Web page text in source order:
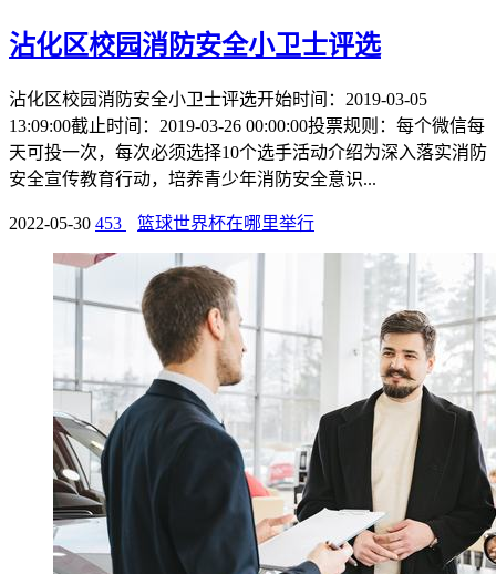
沾化区校园消防安全小卫士评选
沾化区校园消防安全小卫士评选开始时间：2019-03-05
13:09:00截止时间：2019-03-26 00:00:00投票规则：每个微信每
天可投一次，每次必须选择10个选手活动介绍为深入落实消防
安全宣传教育行动，培养青少年消防安全意识...
2022-05-30 453 篮球世界杯在哪里举行